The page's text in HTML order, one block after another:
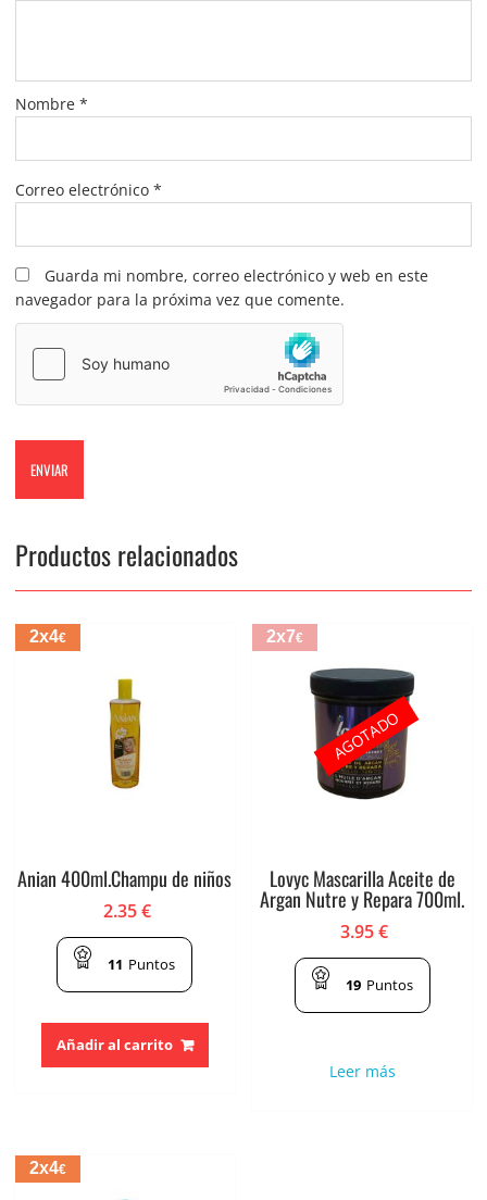
Nombre *
Correo electrónico *
Guarda mi nombre, correo electrónico y web en este
navegador para la próxima vez que comente.
Productos relacionados
2x4€
Anian 400ml.Champu de niños
2.35€
11 Puntos
Añadir al carrito
2x7€
Lovyc Mascarilla Aceite de
Argan Nutre y Repara 700ml.
3.95€
19 Puntos
Leer más
AGOTADO
2x4€